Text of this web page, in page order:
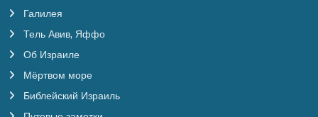
Галилея
Тель Авив, Яффо
Об Израиле
Мёртвом море
Библейский Израиль